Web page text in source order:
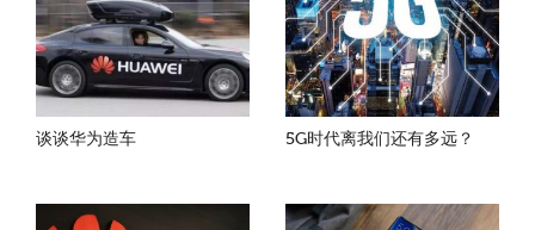
谈谈华为造车 5G时代离我们还有多远？